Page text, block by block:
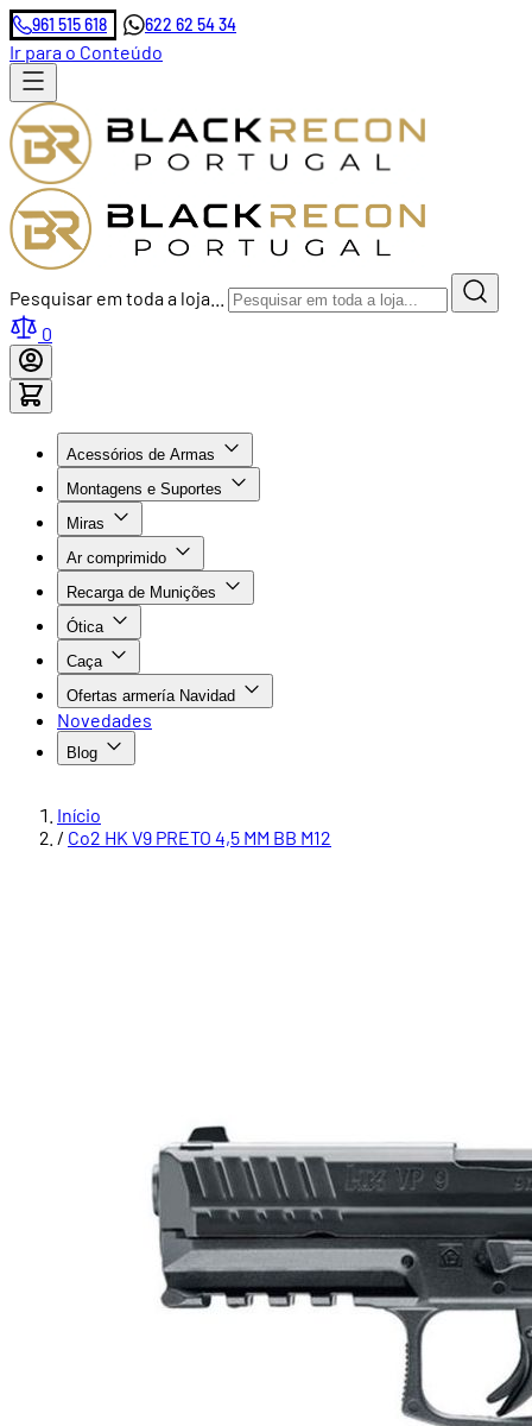
961 515 618 622 62 54 34
Ir para o Conteúdo
Pesquisar em toda a loja...
0
Acessórios de Armas
Montagens e Suportes
Miras
Ar comprimido
Recarga de Munições
Ótica
Caça
Ofertas armería Navidad
Novedades
Blog
Início
/ Co2 HK V9 PRETO 4,5 MM BB M12